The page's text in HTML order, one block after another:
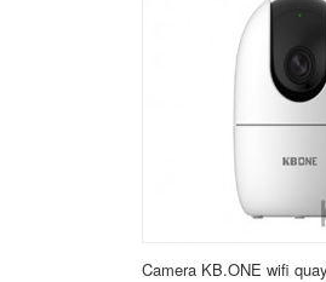
Camera KB.ONE wifi